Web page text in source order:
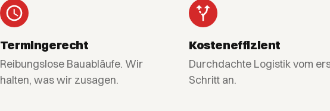
Termingerecht
Reibungslose Bauabläufe. Wir
halten, was wir zusagen.
Kosteneffizient
Durchdachte Logistik vom
Schritt an.